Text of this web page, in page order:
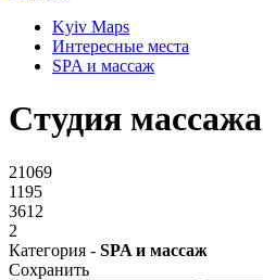
Kyiv Maps
Интересные места
SPA и массаж
Студия
21069
1195
3612
2
Категория - SPA и массаж
Сохранить